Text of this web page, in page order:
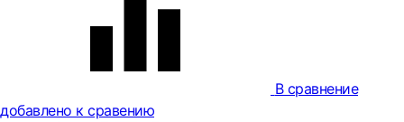
В сравнение
добавлено к сравению